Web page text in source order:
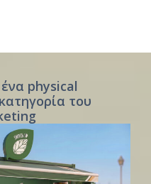
physical
του